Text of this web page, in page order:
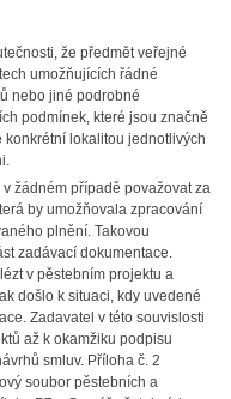
že předmět veřejné
umožňujících řádné
nebo jiné podrobné
podmínek, které jsou značně
lokalitou jednotlivých
žádném případě považovat za
by umožňovala zpracování
plnění. Takovou
zadávací dokumentace.
v pěstebním projektu a
došlo k situaci, kdy uvedené
Zadavatel v této souvislosti
až k okamžiku podpisu
smluv. Příloha č. 2
soubor pěstebních a